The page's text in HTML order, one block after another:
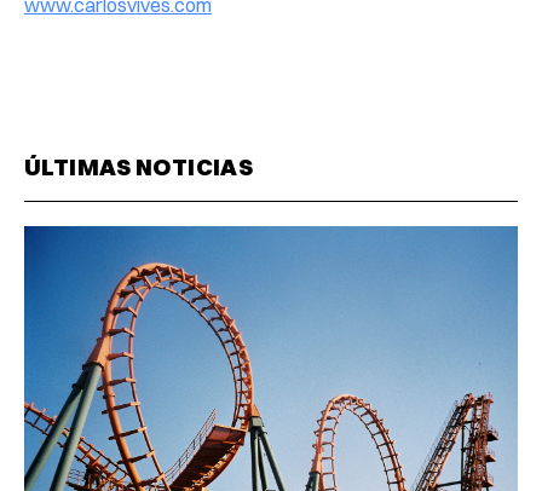
www.carlosvives.com
ÚLTIMAS NOTICIAS